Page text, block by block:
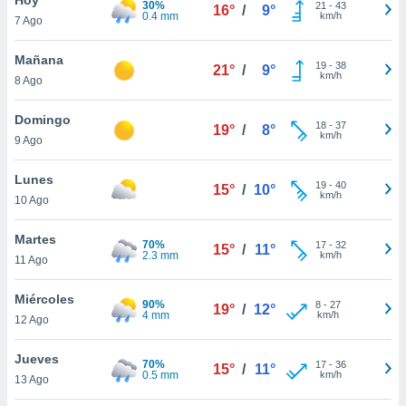
y
en
más
de
7 Ago
30%
0.4 mm
16° / 9° 21 - 43
km/h
Mañana
8 Ago
21° / 9° 19- 38
km/h
Domingo
9 Ago
19° / 8° 18- 37
km/h
Lunes
10 Ago
15° / 10° 19- 40
km/h
Martes
11 Ago
70%
2.3 mm
15° / 11° 17- 32
km/h
Miércoles
12 Ago
90%
4 mm
19° / 12° 8- 27
km/h
Jueves
13 Ago
70%
0.5 mm
15° / 11° 17- 36
km/h